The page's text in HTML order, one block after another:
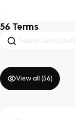
56 Terms
View all (56)